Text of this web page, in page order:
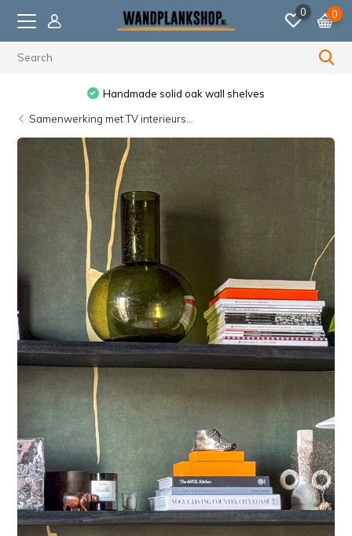
0 0
Handmade solid oak wall shelves
Samenwerking met TV interieurs...